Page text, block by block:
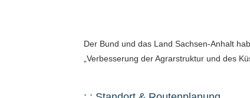
Der Bund und das Land Sachsen-Anhalt
„Verbesserung der Agrarstruktur und des